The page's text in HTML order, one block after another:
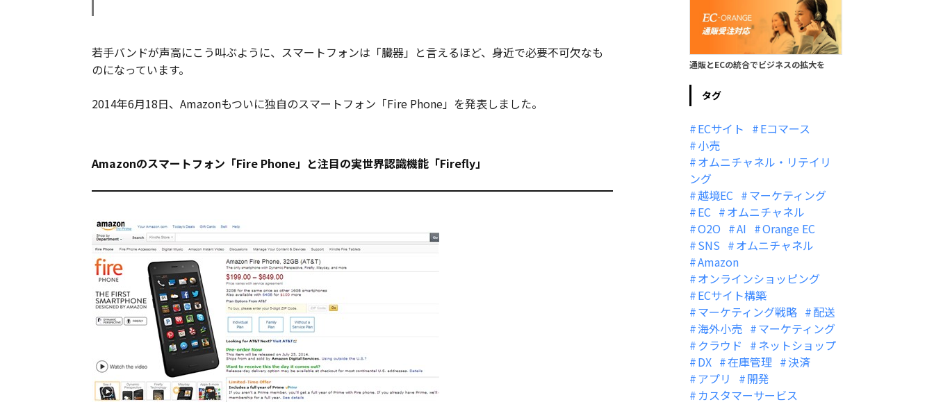
若手バンドが声高にこう叫ぶように、スマートフォンは「臓器」と言えるほど、身近で必要不可欠なも
のになっています。
2014年6月18日、Amazonもついに独自のスマートフォン「Fire Phone」を発表しました。
Amazonのスマートフォン「Fire Phone」と注目の実世界認識機能「Firefly」
通販とECの統合でビジネスの拡大を
タグ
ECサイト
Eコマース
小売
オムニチャネル・リテイリ
ング
越境EC
マーケティング
EC
オムニチャネル
O2O
AI
Orange EC
SNS
オムニチャネル
Amazon
オンラインショッピング
ECサイト構築
マーケティング戦略
配送
海外小売
マーケティング
クラウド
ネットショップ
DX
在庫管理
決済
アプリ
開発
カスタマーサービス